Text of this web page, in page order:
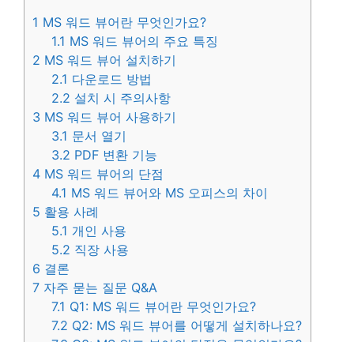
1 MS 워드 뷰어란 무엇인가요?
1.1 MS 워드 뷰어의 주요 특징
2 MS 워드 뷰어 설치하기
2.1 다운로드 방법
2.2 설치 시 주의사항
3 MS 워드 뷰어 사용하기
3.1 문서 열기
3.2 PDF 변환 기능
4 MS 워드 뷰어의 단점
4.1 MS 워드 뷰어와 MS 오피스의 차이
5 활용 사례
5.1 개인 사용
5.2 직장 사용
6 결론
7 자주 묻는 질문 Q&A
7.1 Q1: MS 워드 뷰어란 무엇인가요?
7.2 Q2: MS 워드 뷰어를 어떻게 설치하나요?